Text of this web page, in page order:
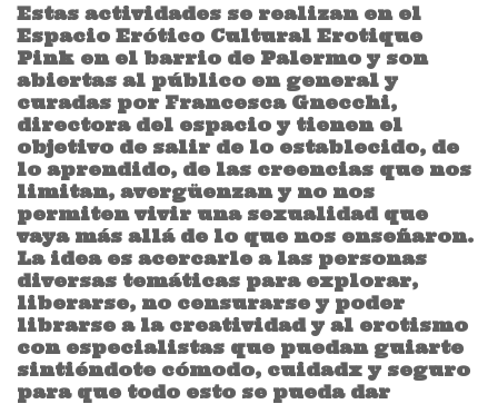
Estas actividades se realizan en el
Espacio Erótico Cultural Erotique
Pink en el barrio de Palermo y son
abiertas al público en general y
curadas por Francesca Gnecchi,
directora del espacio y tienen el
objetivo de salir de lo establecido, de
lo aprendido, de las creencias que nos
limitan, avergüenzan y no nos
permiten vivir una sexualidad que
vaya más allá de lo que nos enseñaron.
La idea es acercarle a las personas
diversas temáticas para explorar,
liberarse, no censurarse y poder
librarse a la creatividad y al erotismo
con especialistas que puedan guiarte
sintiéndote cómodo, cuidadx y seguro
para que todo esto se pueda dar